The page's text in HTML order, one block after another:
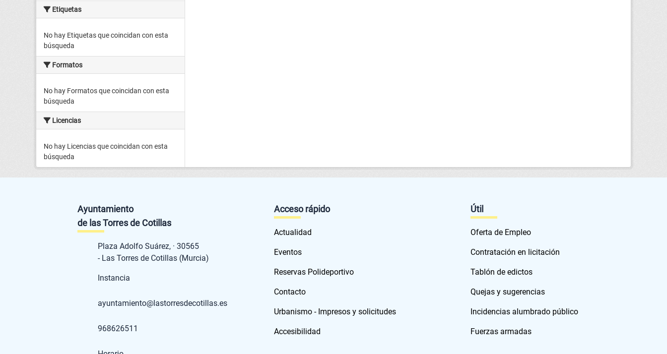
Etiquetas
No hay Etiquetas que coincidan con esta
búsqueda
Formatos
No hay Formatos que coincidan con esta
búsqueda
Licencias
No hay Licencias que coincidan con esta
búsqueda
Ayuntamiento
de las Torres de Cotillas
Plaza Adolfo Suárez, · 30565
- Las Torres de Cotillas (Murcia)
Instancia
ayuntamiento@lastorresdecotillas.es
968626511
Acceso rápido
Actualidad
Eventos
Reservas Polideportivo
Contacto
Urbanismo - Impresos y solicitudes
Accesibilidad
Útil
Oferta de Empleo
Contratación en licitación
Tablón de edictos
Quejas y sugerencias
Incidencias alumbrado público
Fuerzas armadas